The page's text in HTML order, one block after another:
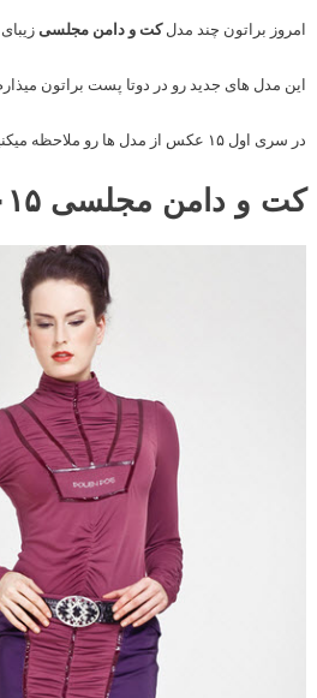
امروز براتون چند مدلکت و دامن مجلسی
این مدل های جدید رو در دوتا پست براتون
در سری اول ۱۵ عکس از مدل ها رو ملاحظه میکنید
کت و دامن مجلسی ۲۰۱۵